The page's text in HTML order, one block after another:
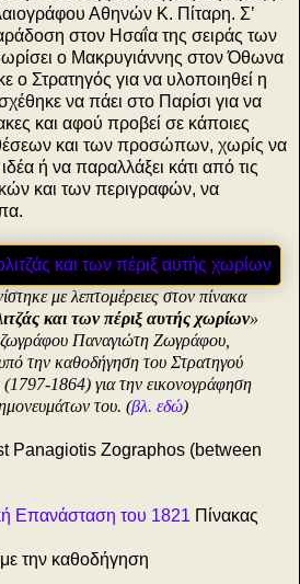
Αθηνών Κ. Πίταρη. Σ’
στον Ησαΐα της σειράς των
ο Μακρυγιάννης στον Όθωνα
ο Στρατηγός για να υλοποιηθεί η
να πάει στο Παρίσι για να
και αφού προβεί σε κάποιες
και των προσώπων, χωρίς να
ή να παραλλάξει κάτι από τις
και των περιγραφών, να
με λεπτομέρειες στον πίνακα
και των πέριξ αυτής χωρίων»
ζωγράφου Παναγιώτη Ζωγράφου,
την καθοδήγηση του Στρατηγού
1864) για την εικονογράφηση
του. (βλ. εδώ)
Panagiotis Zographos (between
Επανάσταση του 1821 Πίνακας
την καθοδήγηση